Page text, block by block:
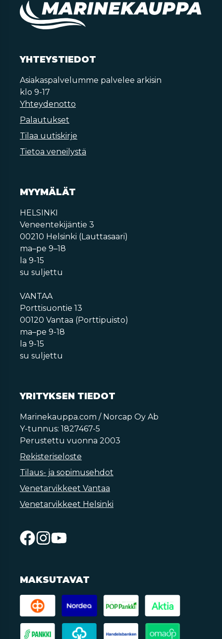
YHTEYSTIEDOT
Asiakaspalvelumme palvelee arkisin
klo 9-17
Yhteydenotto
Palautukset
Tilaa uutiskirje
Tietoa veneilystä
MYYMÄLÄT
HELSINKI
Veneentekijäntie 3
00210 Helsinki (Lauttasaari)
ma–pe 9–18
la 9-15
su suljettu
VANTAA
Porttisuontie 13
00120 Vantaa (Porttipuisto)
ma–pe 9-18
la 9-15
su suljettu
YRITYKSEN TIEDOT
Marinekauppa.com / Norcap Oy Ab
Y-tunnus: 1827467-5
Perustettu vuonna 2003
Rekisteriseloste
Tilaus- ja sopimusehdot
Venetarvikkeet Vantaa
Venetarvikkeet Helsinki
MAKSUTAVAT